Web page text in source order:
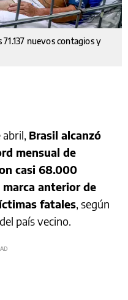
nuevos contagios y
abril, Brasil alcanzó
mensual de
casi 68.000
anterior de
fatales, según
país vecino.